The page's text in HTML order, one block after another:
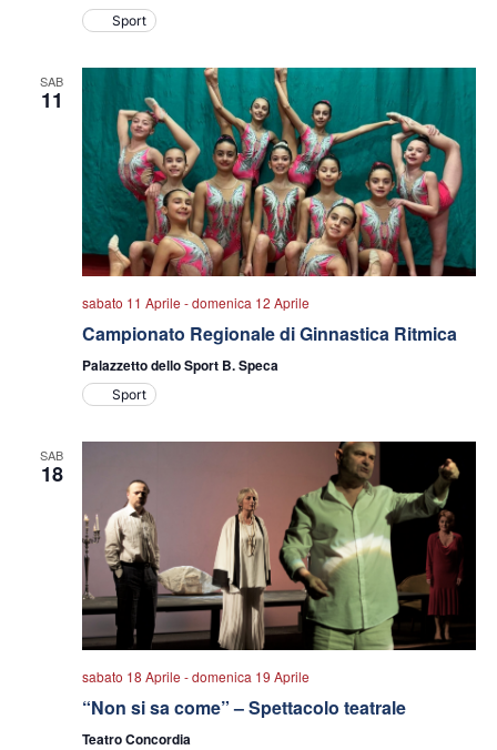
Sport
SAB
11
sabato 11 Aprile -domenica 12 Aprile
Campionato Regionale di Ginnastica Ritmica
Palazzetto dello Sport B. Speca
Sport
SAB
18
sabato 18 Aprile -domenica 19 Aprile
“Non si sa come” – Spettacolo teatrale
Teatro Concordia